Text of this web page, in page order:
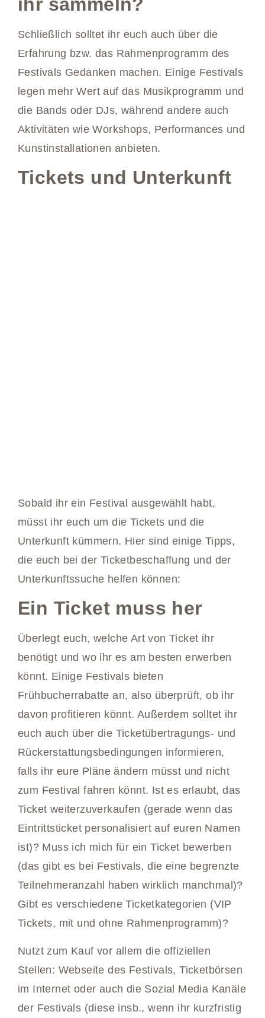
Schließlich solltet ihr euch auch über die
Erfahrung bzw. das Rahmenprogramm des
Festivals Gedanken machen. Einige Festivals
legen mehr Wert auf das Musikprogramm und
die Bands oder DJs, während andere auch
Aktivitäten wie Workshops, Performances und
Kunstinstallationen anbieten.
Tickets und Unterkunft
Sobald ihr ein Festival ausgewählt habt,
müsst ihr euch um die Tickets und die
Unterkunft kümmern. Hier sind einige Tipps,
die euch bei der Ticketbeschaffung und der
Unterkunftssuche helfen können:
Ein Ticket muss her
Überlegt euch, welche Art von Ticket ihr
benötigt und wo ihr es am besten erwerben
könnt. Einige Festivals bieten
Frühbucherrabatte an, also überprüft, ob ihr
davon profitieren könnt. Außerdem solltet ihr
euch auch über die Ticketübertragungs- und
Rückerstattungsbedingungen informieren,
falls ihr eure Pläne ändern müsst und nicht
zum Festival fahren könnt. Ist es erlaubt, das
Ticket weiterzuverkaufen (gerade wenn das
Eintrittsticket personalisiert auf euren Namen
ist)? Muss ich mich für ein Ticket bewerben
(das gibt es bei Festivals, die eine begrenzte
Teilnehmeranzahl haben wirklich manchmal)?
Gibt es verschiedene Ticketkategorien (VIP
Tickets, mit und ohne Rahmenprogramm)?
Nutzt zum Kauf vor allem die offiziellen
Stellen: Webseite des Festivals, Ticketbörsen
im Internet oder auch die Sozial Media Kanäle
der Festivals (diese insb., wenn ihr kurzfristig